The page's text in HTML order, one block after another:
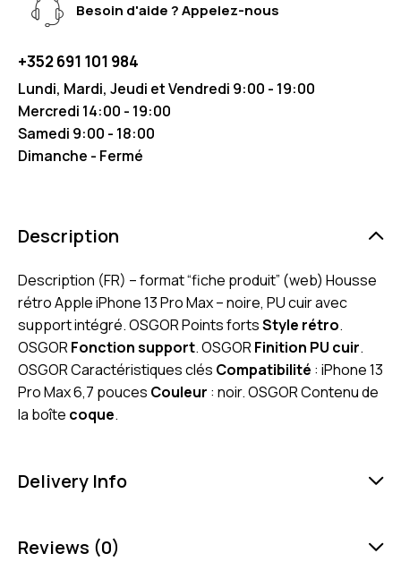
Besoin d'aide ? Appelez-nous
+352 691 101 984
Lundi, Mardi, Jeudi et Vendredi 9:00 - 19:00
Mercredi 14:00 - 19:00
Samedi 9:00 - 18:00
Dimanche - Fermé
Description
Description (FR) – format “fiche produit” (web) Housse
rétro Apple iPhone 13 Pro Max – noire, PU cuir avec
support intégré. OSGOR Points fortsStyle rétro.
OSGORFonction support. OSGORFinition PU cuir.
OSGOR Caractéristiques clés Compatibilité : iPhone 13
Pro Max 6,7 pouces Couleur : noir. OSGOR Contenu de
la boîte coque.
Delivery Info
Reviews (0)